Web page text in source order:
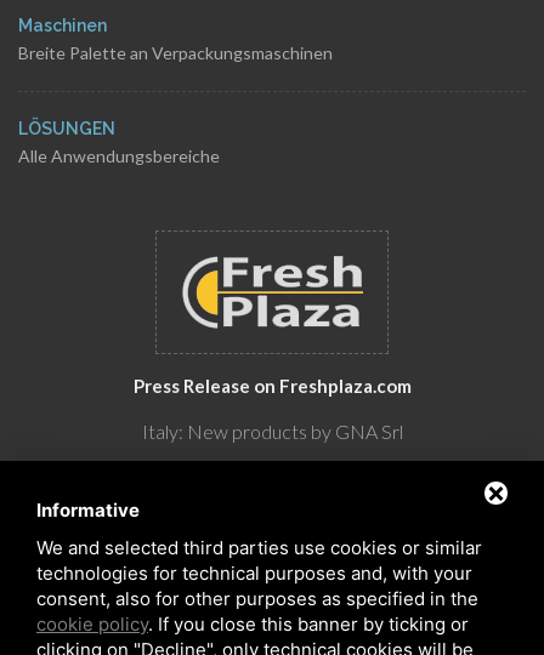
Maschinen
Breite Palette an Verpackungsmaschinen
LÖSUNGEN
Alle Anwendungsbereiche
Press Release on Freshplaza.com
Italy: New products by GNA Srl
Informative
We and selected third parties use cookies or similar
technologies for technical purposes and, with your
consent, also for other purposes as specified in the
cookie policy. If you close this banner by ticking or
clicking on "Decline", only technical cookies will be